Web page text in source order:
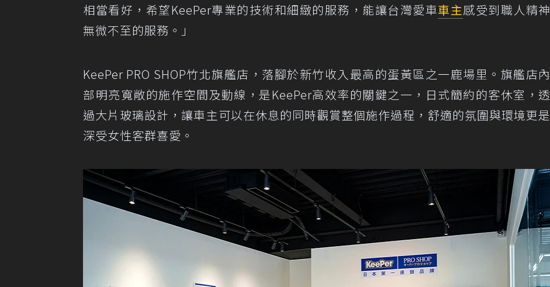
相當看好，希望KeePer專業的技術和細緻的服務，能讓台灣愛車車主感受到職人精神
無微不至的服務。」
KeePer PRO SHOP竹北旗艦店，落腳於新竹收入最高的蛋黃區之一鹿場里。旗艦店內
部明亮寬敞的施作空間及動線，是KeePer高效率的關鍵之一，日式簡約的客休室，透
過大片玻璃設計，讓車主可以在休息的同時觀賞整個施作過程，舒適的氛圍與環境更是
深受女性客群喜愛。